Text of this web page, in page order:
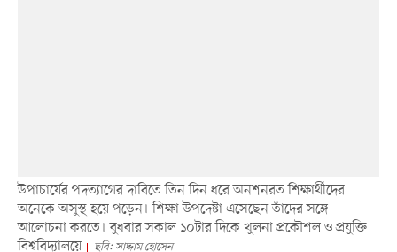
উপাচার্যের পদত্যাগের দাবিতে তিন দিন ধরে অনশনরত শিক্ষার্থীদের
অনেকে অসুস্থ হয়ে পড়েন। শিক্ষা উপদেষ্টা এসেছেন তাঁদের সঙ্গে
আলোচনা করতে। বুধবার সকাল ১০টার দিকে খুলনা প্রকৌশল ও প্রযুক্তি
বিশ্ববিদ্যালয়ে
ছবি: সাদ্দাম হোসেন